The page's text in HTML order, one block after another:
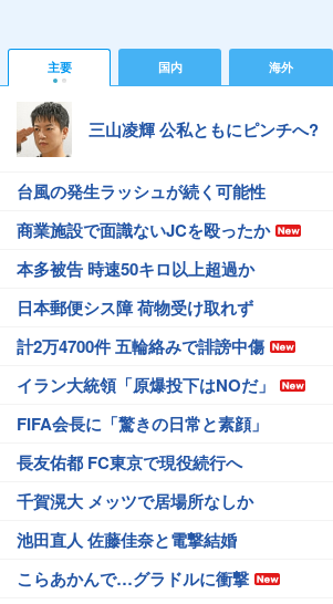
主要 国内 海外
三山凌輝 公私ともにピンチへ?
台風の発生ラッシュが続く可能性
商業施設で面識ないJCを殴ったか
本多被告 時速50キロ以上超過か
日本郵便シス障 荷物受け取れず
計2万4700件 五輪絡みで誹謗中傷
イラン大統領「原爆投下はNOだ」
FIFA会長に「驚きの日常と素顔」
長友佑都 FC東京で現役続行へ
千賀滉大 メッツで居場所なしか
池田直人 佐藤佳奈と電撃結婚
こらあかんで…グラドルに衝撃